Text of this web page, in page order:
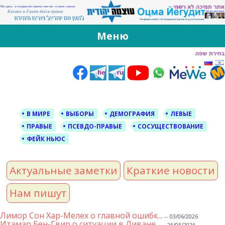
За Оцма Йегудит
עוצמה יהודית ברוסית ובעברית
Меню
В МИРЕ ВЫБОРЫ ДЕМОГРАФИЯ
ЛЕВЫЕ
ПРАВЫЕ
ПСЕВДО-ПРАВЫЕ
СОСУЩЕСТВОВАНИЕ
ФЕЙК НЬЮС
Актуальные заметки
Краткие новости
Нам пишут
Лимор Сон Хар-Мелех о главной ошибк... -- 03/06/2026